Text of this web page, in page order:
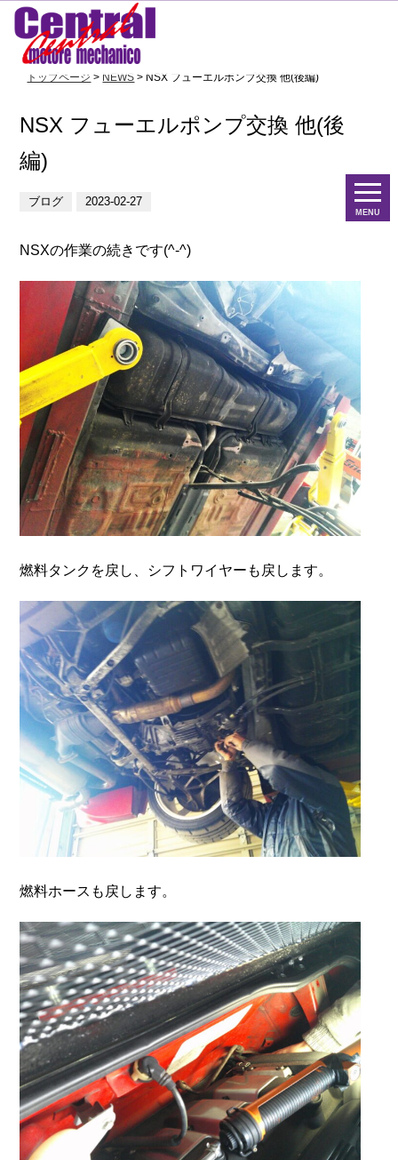
MENU
トップページ > NEWS > NSX フューエルポンプ交換 他(後編)
NSX フューエルポンプ交換 他(後
編)
ブログ 2023-02-27
NSXの作業の続きです(^-^)
燃料タンクを戻し、シフトワイヤーも戻します。
燃料ホースも戻します。